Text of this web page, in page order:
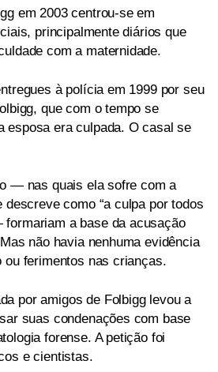
em 2003 centrou-se em
principalmente diários que
com a maternidade.
à polícia em 1999 por seu
que com o tempo se
esposa era culpada. O casal se
— nas quais ela sofre com a
como “a culpa por todos
a base da acusação
não havia nenhuma evidência
ferimentos nas crianças.
por amigos de Folbigg levou a
suas condenações com base
forense. A petição foi
e cientistas.